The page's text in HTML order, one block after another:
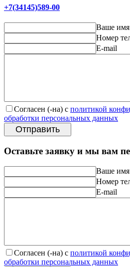
+7(34145)589-00
Ваше имя
Номер
E-mail
Согласен (-на) с политикой
обработки персональных данных
Отправить
Оставьте заявку и мы вам
Ваше имя
Номер
E-mail
Согласен (-на) с политикой
обработки персональных данных